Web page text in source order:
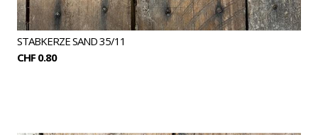
STABKERZE SAND 35/11
CHF 0.80